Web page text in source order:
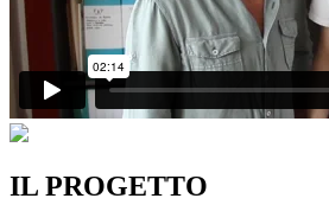
IL PROGETTO